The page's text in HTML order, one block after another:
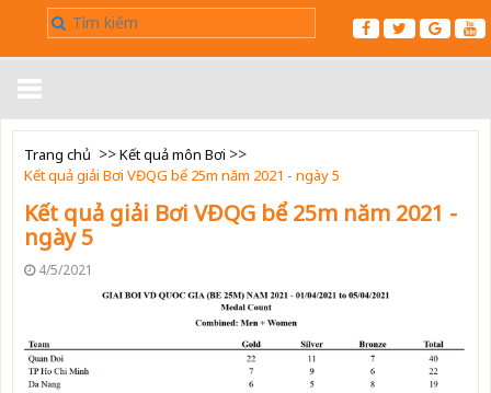
Trang chủ
Tin tức
Kết Quả
Trang chủ >>Kết quả môn Bơi >>
Kết quả giải Bơi VĐQG bể 25m năm 2021 - ngày 5
Kết quả giải Bơi VĐQG bể 25m năm 2021 -
ngày 5
4/5/2021